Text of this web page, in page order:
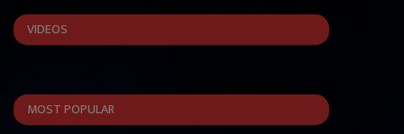
VIDEOS
MOST POPULAR